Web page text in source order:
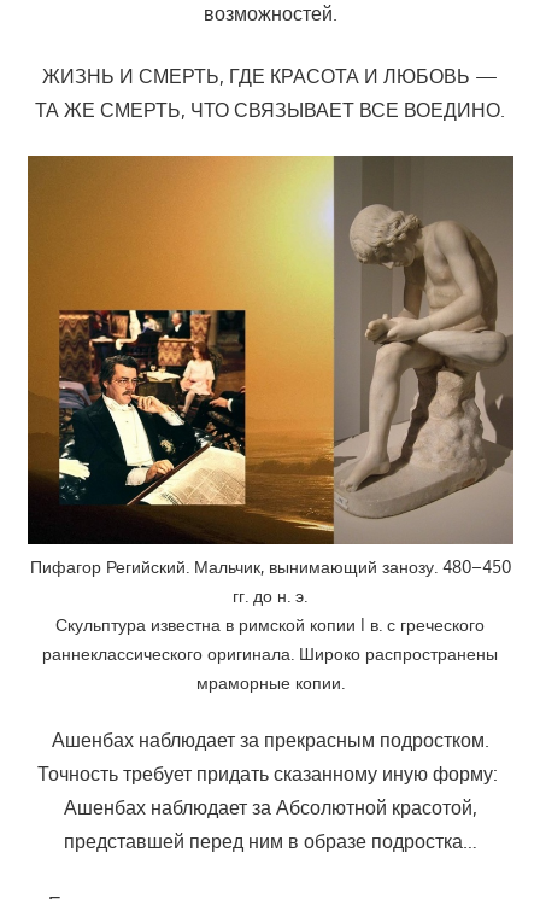
возможностей.
ЖИЗНЬ И СМЕРТЬ, ГДЕ КРАСОТА И ЛЮБОВЬ —
ТА ЖЕ СМЕРТЬ, ЧТО СВЯЗЫВАЕТ ВСЕ ВОЕДИНО.
Пифагор Регийский. Мальчик, вынимающий занозу. 480–450
гг. до н. э.
Скульптура известна в римской копии I в. с греческого
раннеклассического оригинала. Широко распространены
мраморные копии.
Ашенбах наблюдает за прекрасным подростком.
Точность требует придать сказанному иную форму:
Ашенбах наблюдает за Абсолютной красотой,
представшей перед ним в образе подростка…